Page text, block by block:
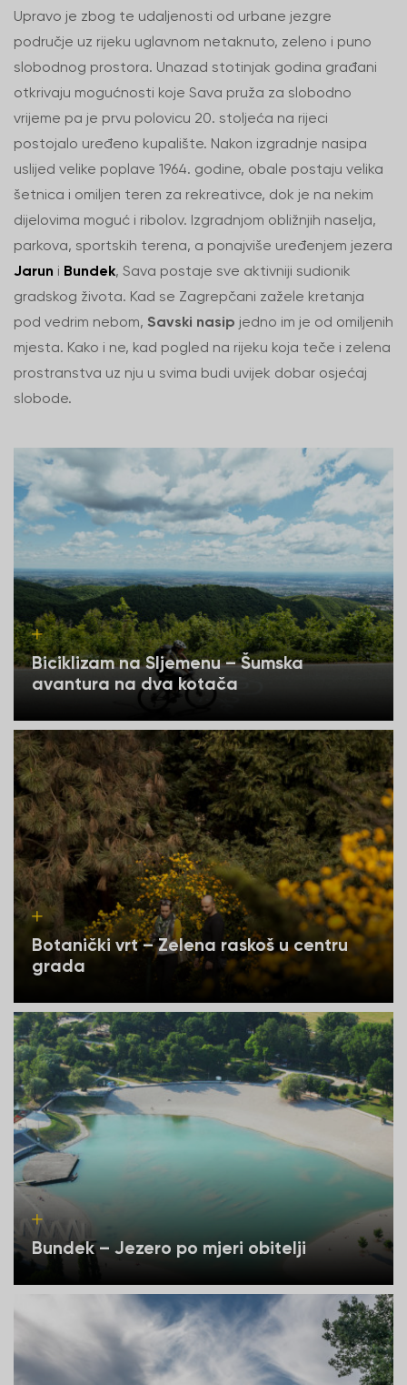
Upravo je zbog te udaljenosti od urbane jezgre
područje uz rijeku uglavnom netaknuto, zeleno i puno
slobodnog prostora. Unazad stotinjak godina građani
otkrivaju mogućnosti koje Sava pruža za slobodno
vrijeme pa je prvu polovicu 20. stoljeća na rijeci
postojalo uređeno kupalište. Nakon izgradnje nasipa
uslijed velike poplave 1964. godine, obale postaju velika
šetnica i omiljen teren za rekreativce, dok je na nekim
dijelovima moguć i ribolov. Izgradnjom obližnjih naselja,
parkova, sportskih terena, a ponajviše uređenjem jezera
Jarun i Bundek, Sava postaje sve aktivniji sudionik
gradskog života. Kad se Zagrepčani zažele kretanja
pod vedrim nebom, Savski nasip jedno im je od omiljenih
mjesta. Kako i ne, kad pogled na rijeku koja teče i zelena
prostranstva uz nju u svima budi uvijek dobar osjećaj
slobode.
Biciklizam na Sljemenu – Šumska
avantura na dva kotača
Botanički vrt – Zelena raskoš u centru
grada
Bundek – Jezero po mjeri obitelji